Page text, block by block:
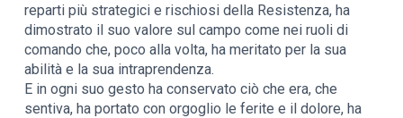
reparti più strategici e rischiosi della Resistenza, ha
dimostrato il suo valore sul campo come nei ruoli di
comando che, poco alla volta, ha meritato per la sua
abilità e la sua intraprendenza.
E in ogni suo gesto ha conservato ciò che era, che
sentiva, ha portato con orgoglio le ferite e il dolore, ha